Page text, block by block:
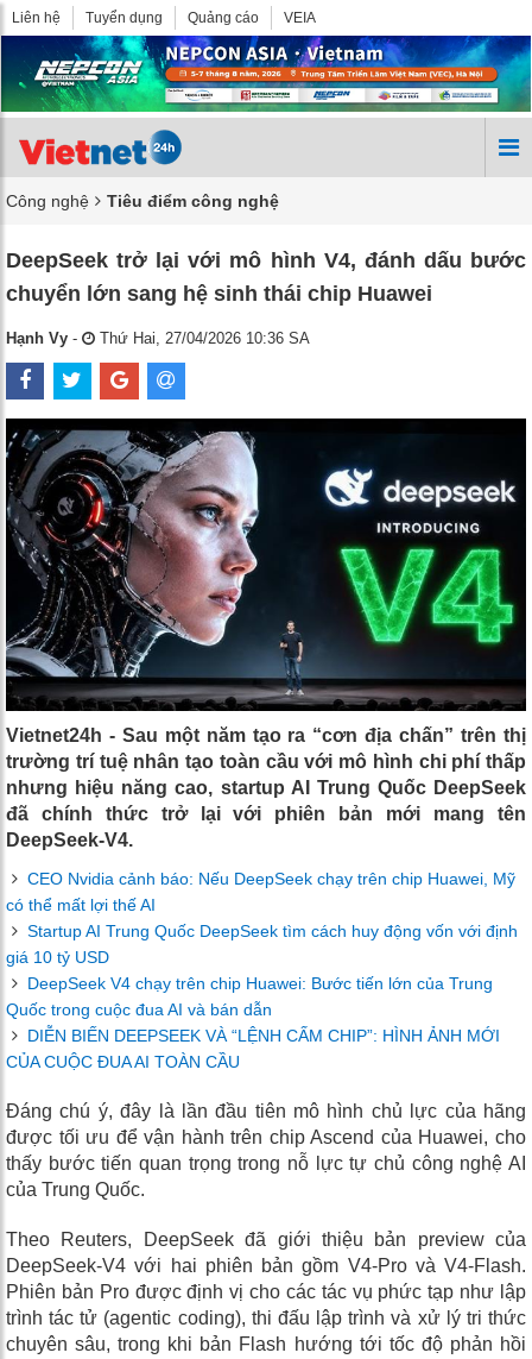
Liên hệ Tuyển dụng Quảng cáo VEIA
Công nghệ Tiêu điểm công nghệ
DeepSeek trở lại với mô hình V4, đánh dấu bước
chuyển lớn sang hệ sinh thái chip Huawei
Hạnh Vy - Thứ Hai, 27/04/2026 10:36 SA
Vietnet24h - Sau một năm tạo ra “cơn địa chấn” trên thị
trường trí tuệ nhân tạo toàn cầu với mô hình chi phí thấp
nhưng hiệu năng cao, startup AI Trung Quốc DeepSeek
đã chính thức trở lại với phiên bản mới mang tên
DeepSeek-V4.
CEO Nvidia cảnh báo: Nếu DeepSeek chạy trên chip Huawei, Mỹ
có thể mất lợi thế AI
Startup AI Trung Quốc DeepSeek tìm cách huy động vốn với định
giá 10 tỷ USD
DeepSeek V4 chạy trên chip Huawei: Bước tiến lớn của Trung
Quốc trong cuộc đua AI và bán dẫn
DIỄN BIẾN DEEPSEEK VÀ “LỆNH CẤM CHIP”: HÌNH ẢNH MỚI
CỦA CUỘC ĐUA AI TOÀN CẦU
Đáng chú ý, đây là lần đầu tiên mô hình chủ lực của hãng
được tối ưu để vận hành trên chip Ascend của Huawei, cho
thấy bước tiến quan trọng trong nỗ lực tự chủ công nghệ AI
của Trung Quốc.
Theo Reuters, DeepSeek đã giới thiệu bản preview của
DeepSeek-V4 với hai phiên bản gồm V4-Pro và V4-Flash.
Phiên bản Pro được định vị cho các tác vụ phức tạp như lập
trình tác tử (agentic coding), thi đấu lập trình và xử lý tri thức
chuyên sâu, trong khi bản Flash hướng tới tốc độ phản hồi